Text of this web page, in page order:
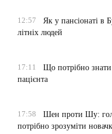
12:57
Як у пансіонаті в
літніх людей
17:11
Що потрібно
пацієнта
17:58
Шен проти Шу:
потрібно зрозуміти